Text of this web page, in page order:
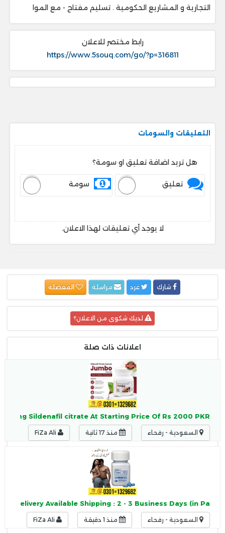
التجارية و المشاريع الحكومية . ‎تسليم مفتاح - مع الموا
رابط مختصر للاعلان
https://www.5souq.com/go/?p=316811
التعليقات والسومات
هل تريد اضافة تعليق او سومة؟
تعليق سومة
لا يوجد أي تعليقات لهذا الاعلان.
شارك غرد
لديك شكوى من الاعلان؟
اعلانات ذات صلة
Sildenafil citrate At Starting Price Of Rs 2000 PKR -
السعودية - رفحاء منذ 17 ثانية
Delivery Available Shipping : 2 - 3 Business Days (in Pa
السعودية - رفحاء منذ 1 دقيقة